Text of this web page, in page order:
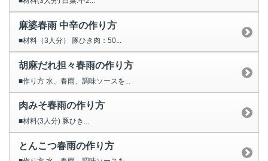
麻婆春雨 中辛の作り方
■材料（3人分） 豚ひき肉：50...
胡麻だれ担々春雨の作り方
■作り方 水、春雨、調味ソースを...
肉みそ春雨の作り方
■材料(3人分) 豚ひき...
とんこつ春雨の作り方